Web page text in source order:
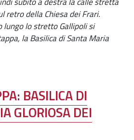
retro della Chiesa dei Frari.
lungo lo stretto Gallipoli si
la Basilica di Santa Maria
BASILICA DI
GLORIOSA DEI